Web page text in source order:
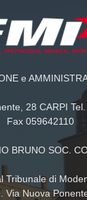
e
28 CARPI
Fax 059642110
BRUNO SOC.
Tribunale di
Via Nuova